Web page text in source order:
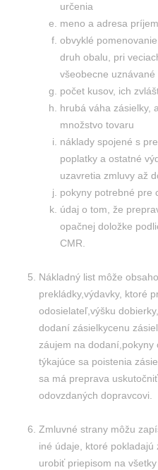
určenia
meno a adresa
obvyklé
druh obalu, pri
všeobecne uznávané
počet kusov, ich
hrubá váha zásielky,
množstvo tovaru
náklady spojené s
poplatky a ostatné
uzavretia zmluvy až
pokyny potrebné pre
údaj o tom, že
opačnej doložke
CMR.
Nákladný list môže
prekládky,výdavky, ktoré
odosielateľ,výšku
dodaní zásielkycenu
záujem na dodaní,pokyny
týkajúce sa poistenia
sa má preprava
odovzdaných dopravcovi.
Zmluvné strany môžu
iné údaje, ktoré
urobiť priepisom na